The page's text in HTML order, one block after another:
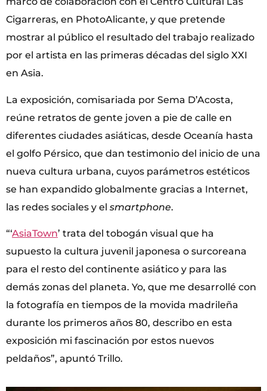
Cigarreras, en PhotoAlicante, y que pretende
mostrar al público el resultado del trabajo realizado
por el artista en las primeras décadas del siglo XXI
en Asia.
La exposición, comisariada por Sema D’Acosta,
reúne retratos de gente joven a pie de calle en
diferentes ciudades asiáticas, desde Oceanía hasta
el golfo Pérsico, que dan testimonio del inicio de una
nueva cultura urbana, cuyos parámetros estéticos
se han expandido globalmente gracias a Internet,
las redes sociales y el smartphone.
“‘AsiaTown’ trata del tobogán visual que ha
supuesto la cultura juvenil japonesa o surcoreana
para el resto del continente asiático y para las
demás zonas del planeta. Yo, que me desarrollé con
la fotografía en tiempos de la movida madrileña
durante los primeros años 80, describo en esta
exposición mi fascinación por estos nuevos
peldaños”, apuntó Trillo.